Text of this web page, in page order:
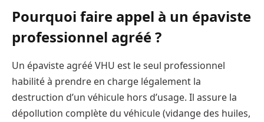
Pourquoi faire appel à un épaviste
professionnel agréé ?
Un épaviste agréé VHU est le seul professionnel
habilité à prendre en charge légalement la
destruction d’un véhicule hors d’usage. Il assure la
dépollution complète du véhicule (vidange des huiles,